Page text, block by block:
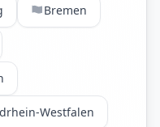
Bremen
Westfalen